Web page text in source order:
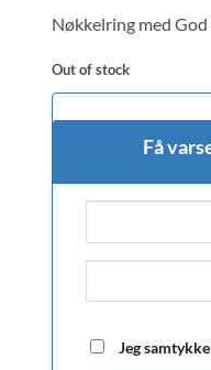
Nøkkelring med
Out of stock
Få
Jeg